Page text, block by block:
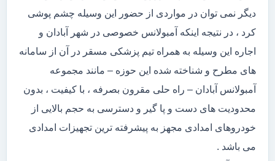
دیگر نمی توان در مواردی از حضور این وسیله چشم پوشی
کرد ، در نتیجه اینکه آمبولانس خصوصی در شهر آبادان و
اجاره این وسیله به همراه تیم پزشکی مسقر در آن از سامانه
های مطرح و شناخته شده این حوزه – مانند مجموعه
آمبولانس آبادان – راه حلی مقرون بصرفه ، با کیفیت ، بدون
محدودیت های دست و پا گیر و دسترسی به حجم بالایی از
خودروهای امدادی مجهز به پیشرفته ترین تجهیزات امدادی
می باشد .